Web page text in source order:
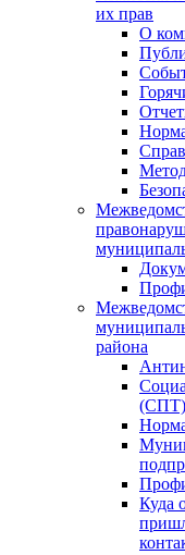
их прав
О
района
(СПТ)
Куда